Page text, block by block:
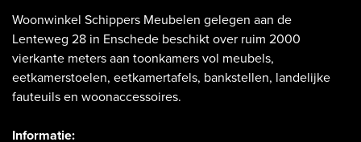
Woonwinkel Schippers Meubelen gelegen aan de
Lenteweg 28 in Enschede beschikt over ruim 2000
vierkante meters aan toonkamers vol meubels,
eetkamerstoelen, eetkamertafels, bankstellen, landelijke
fauteuils en woonaccessoires.
Informatie: